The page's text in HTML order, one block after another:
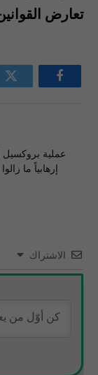
تعارض
فيسبوك
إرهابياً ما
الاشتراك